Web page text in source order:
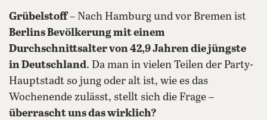
Grübelstoff– Nach Hamburg und vor Bremen ist
Berlins Bevölkerung mit einem
Durchschnittsalter von 42,9 Jahren die jüngste
in Deutschland. Da man in vielen Teilen der Party-
Hauptstadt so jung oder alt ist, wie es das
Wochenende zulässt, stellt sich die Frage –
überrascht uns das wirklich?